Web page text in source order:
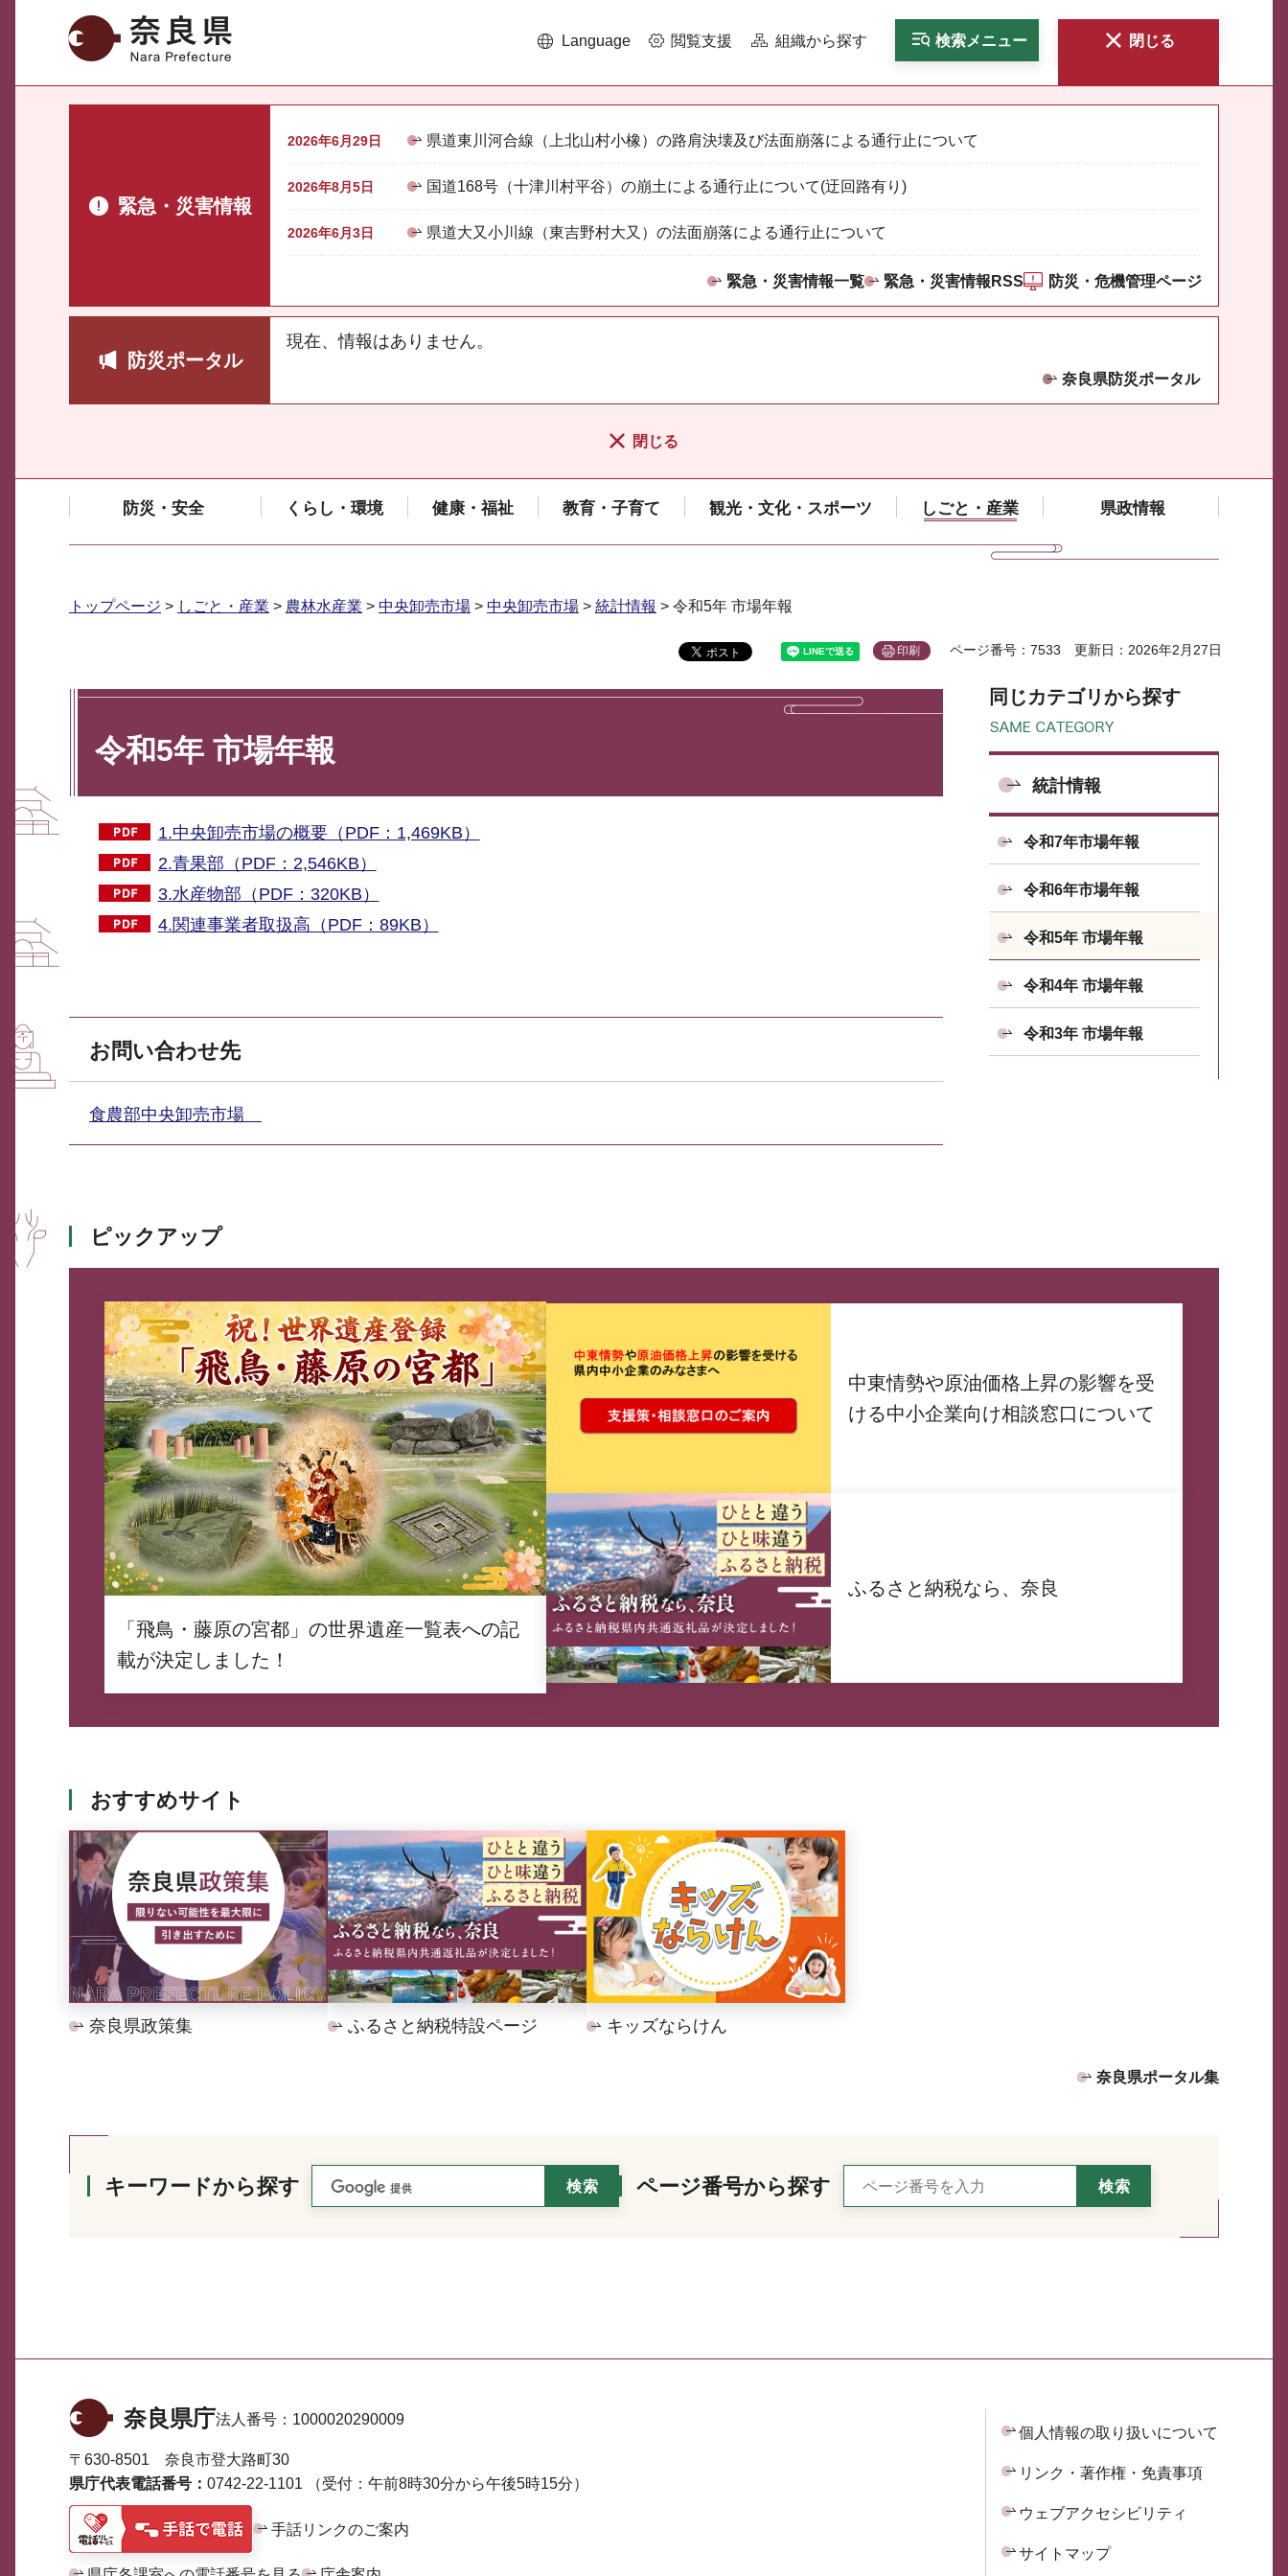
奈良県 Language 閲覧支援 組織から探す 検索メニュー 閉じる
緊急・災害情報
2026年6月29日 県道東川河合線（上北山村小橡）の路肩決壊及び法面崩落による通行止について
2026年8月5日 国道168号（十津川村平谷）の崩土による通行止について(迂回路有り)
2026年6月3日 県道大又小川線（東吉野村大又）の法面崩落による通行止について
緊急・災害情報一覧 緊急・災害情報RSS 防災・危機管理ページ
防災ポータル
現在、情報はありません。
奈良県防災ポータル
閉じる
防災・安全 くらし・環境 健康・福祉 教育・子育て 観光・文化・スポーツ しごと・産業 県政情報
トップページ > しごと・産業 > 農林水産業 > 中央卸売市場 > 中央卸売市場 > 統計情報 > 令和5年 市場年報
印刷 ページ番号：7533 更新日：2026年2月27日
令和5年 市場年報
1.中央卸売市場の概要（PDF：1,469KB）
2.青果部（PDF：2,546KB）
3.水産物部（PDF：320KB）
4.関連事業者取扱高（PDF：89KB）
お問い合わせ先
食農部中央卸売市場
同じカテゴリから探す
統計情報
令和7年市場年報
令和6年市場年報
令和5年 市場年報
令和4年 市場年報
令和3年 市場年報
ピックアップ
「飛鳥・藤原の宮都」の世界遺産一覧表への記
載が決定しました！
中東情勢や原油価格上昇の影響を受
ける中小企業向け相談窓口について
ふるさと納税なら、奈良
おすすめサイト
奈良県政策集 ふるさと納税特設ページ キッズならけん
奈良県ポータル集
キーワードから探す ページ番号から探す
奈良県庁法人番号： 1000020290009
〒630-8501 奈良市登大路町30
県庁代表電話番号： 0742-22-1101 （受付：午前8時30分から午後5時15分）
手話リンクのご案内
個人情報の取り扱いについて
リンク・著作権・免責事項
ウェブアクセシビリティ
サイトマップ